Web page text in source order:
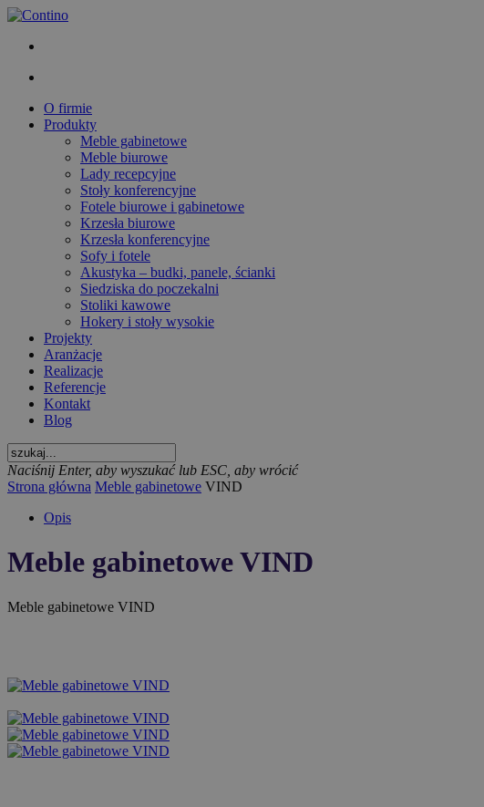
O firmie
Produkty
Meble gabinetowe
Meble biurowe
Lady recepcyjne
Stoły konferencyjne
Fotele biurowe i gabinetowe
Krzesła biurowe
Krzesła konferencyjne
Sofy i fotele
Akustyka – budki, panele, ścianki
Siedziska do poczekalni
Stoliki kawowe
Hokery i stoły wysokie
Projekty
Aranżacje
Realizacje
Referencje
Kontakt
Blog
Naciśnij Enter, aby wyszukać lub ESC, aby wrócić
Strona główna Meble gabinetowe VIND
Opis
Meble gabinetowe VIND
Meble gabinetowe VIND